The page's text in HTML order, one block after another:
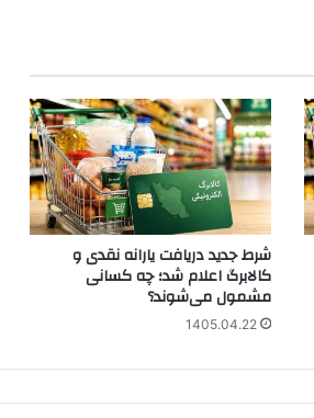
شرط جدید دریافت یارانه نقدی و
کالابرگ اعلام شد؛ چه کسانی
مشمول می‌شوند؟
1405.04.22